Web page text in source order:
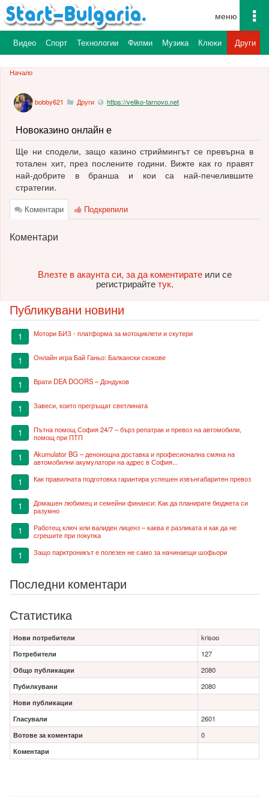
Видео Спорт Технологии Филми Музика Клюки Други
Начало
Новоказино онлайн е
bobby621 Други https://veliko-tarnovo.net
Ще ни сподели, защо казино стриймингът се превърна в
тотален хит, през послените години. Вижте как го правят
най-добрите в бранша и кои са най-печелившите
стратегии.
Коментари Подкрепили
Коментари
Влезте в акаунта си, за да коментиратеили се
регистрирайтетук.
Публикувани новини
1 Мотори БИЗ - платформа за мотоциклети и скутери
1 Онлайн игра Бай Ганьо: Балкански скокове
1 Врати DEA DOORS – Дондуков
1 Завеси, които прегръщат светлината
1
Пътна помощ София 24/7 – бърз репатрак и превоз на автомобили,
помощ при ПТП
1
Akumulator BG – денонощна доставка и професионална смяна на
автомобилни акумулатори на адрес в София...
1 Как правилната подготовка гарантира успешен извънгабаритен превоз
1
Домашен любимец и семейни финанси: Как да планирате бюджета си
разумно
1
Работещ ключ или валиден лиценз – каква е разликата и как да не
сгрешите при покупка
1 Защо парктроникът е полезен не само за начинаещи шофьори
Последни коментари
Статистика
Нови потребители
krisoo
Потребители
127
Общо публикации
2080
Пубилкувани
2080
Нови публикации
Гласували
2601
Вотове за коментари
0
Коментари